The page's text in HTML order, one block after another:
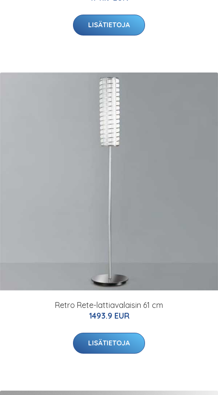
LISÄTIETOJA
Retro Rete-lattiavalaisin 61 cm
1493.9 EUR
LISÄTIETOJA